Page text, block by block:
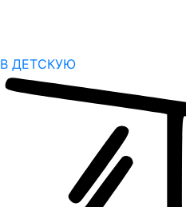
В ДЕТСКУЮ